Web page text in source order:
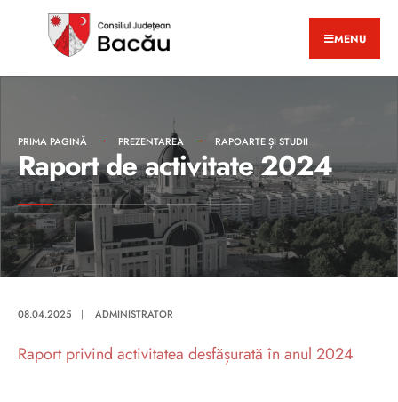
MENU
PRIMA PAGINĂ PREZENTAREA RAPOARTE ȘI STUDII
Raport de activitate 2024
08.04.2025 | ADMINISTRATOR
Raport privind activitatea desfășurată în anul 2024